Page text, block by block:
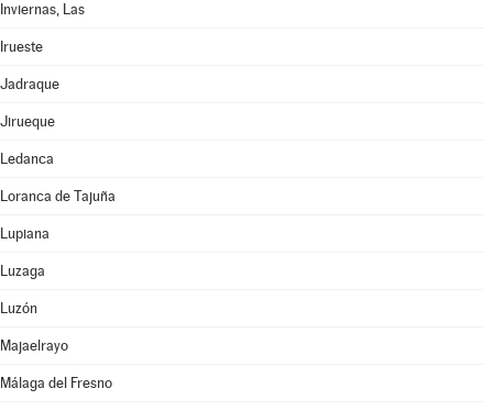
Inviernas, Las
Irueste
Jadraque
Jirueque
Ledanca
Loranca de Tajuña
Lupiana
Luzaga
Luzón
Majaelrayo
Málaga del Fresno